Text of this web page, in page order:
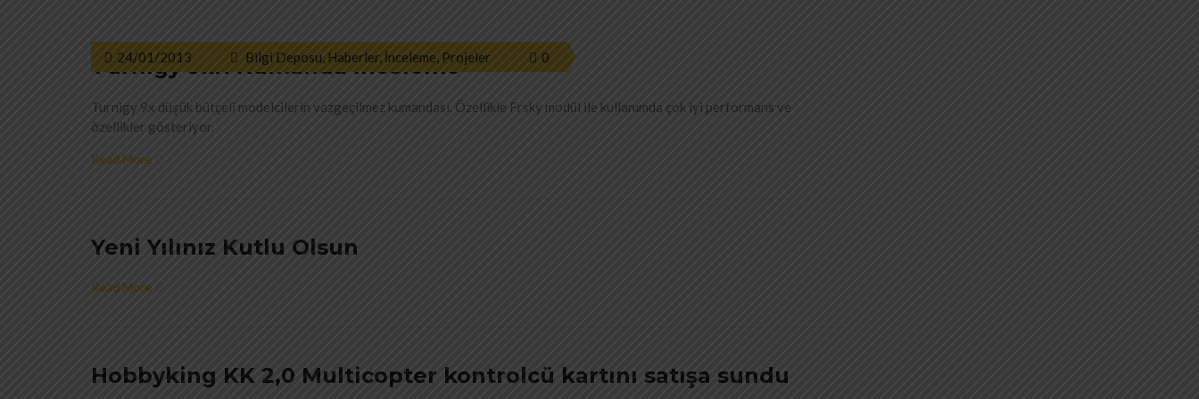
24/01/2013 Bilgi Deposu, Haberler, İnceleme, Projeler 0
Turnigy 9xR Kumanda İnceleme
Turnigy 9x düşük bütçeli modelcilerin vazgeçilmez kumandası. Özellikle Frsky modül ile kullanımda çok iyi performans ve
özellikler gösteriyor.
Read More
Yeni Yılınız Kutlu Olsun
Read More
Hobbyking KK 2,0 Multicopter kontrolcü kartını satışa sundu